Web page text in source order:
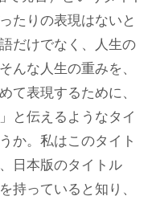
たりの表現はないと
だけでなく、人生の
んな人生の重みを、
て表現するために、
と伝えるようなタイ
か。私はこのタイト
日本版のタイトル
持っていると知り、